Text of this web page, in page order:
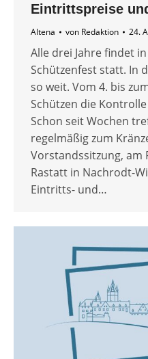
Eintrittspreise
Altena von Redaktion 24.
Alle drei Jahre findet
Schützenfest statt. In
so weit. Vom 4. bis
Schützen die
Schon seit Wochen
regelmäßig zum
Vorstandssitzung, am
Rastatt in Nachrodt-
Eintritts- und…